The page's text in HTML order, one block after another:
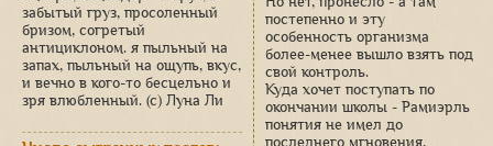
забытый груз, просоленный
бризом, согретый
антициклоном. я пыльный на
запах, пыльный на ощупь, вкус,
и вечно в кого-то бесцельно и
зря влюбленный. (с) Луна Ли
постепенно и эту
особенность организма
более-менее вышло взять под
свой контроль.
Куда хочет поступать по
окончании школы - Рамиэрль
понятия не имел до
последнего мгновения,